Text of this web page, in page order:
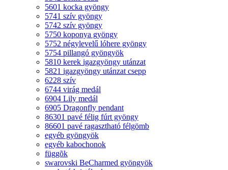
5601 kocka gyöngy
5741 szív gyöngy
5742 szív gyöngy
5750 koponya gyöngy
5752 négylevelű lóhere gyöngy
5754 pillangó gyöngyök
5810 kerek igazgyöngy utánzat
5821 igazgyöngy utánzat csepp
6228 szív
6744 virág medál
6904 Lily medál
6905 Dragonfly pendant
86301 pavé félig fúrt gyöngy
86601 pavé ragasztható félgömb
egyéb gyöngyök
egyéb kabochonok
függõk
swarovski BeCharmed gyöngyök